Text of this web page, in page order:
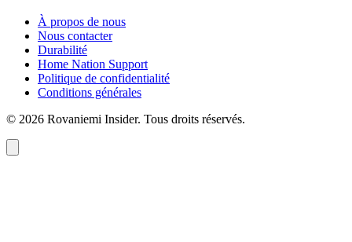
À propos de nous
Nous contacter
Durabilité
Home Nation Support
Politique de confidentialité
Conditions générales
© 2026 Rovaniemi Insider. Tous droits réservés.